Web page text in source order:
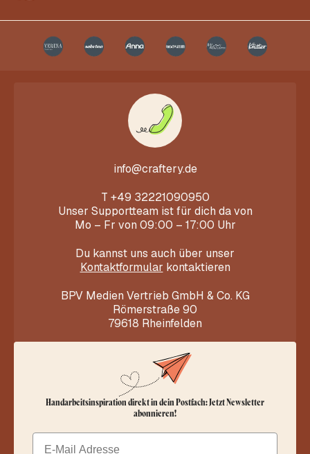
info@craftery.de
T +49 32221090950
Unser Supportteam ist für dich da von
Mo – Fr von 09:00 – 17:00 Uhr
Du kannst uns auch über unser
Kontaktformular kontaktieren
BPV Medien Vertrieb GmbH & Co. KG
Römerstraße 90
79618 Rheinfelden
Handarbeitsinspiration direkt in dein Postfach: Jetzt Newsletter
abonnieren!
Email